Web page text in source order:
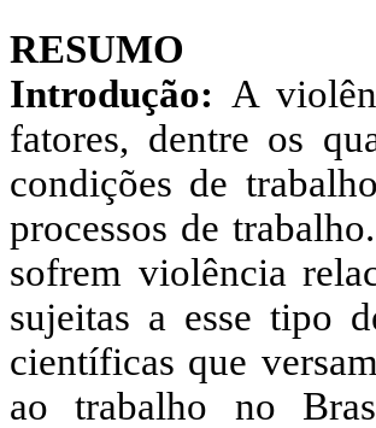
RESUMO
Introdução: A
fatores, dentre os
condições de
processos de
sofrem violência
sujeitas a esse tipo
científicas que
ao trabalho no